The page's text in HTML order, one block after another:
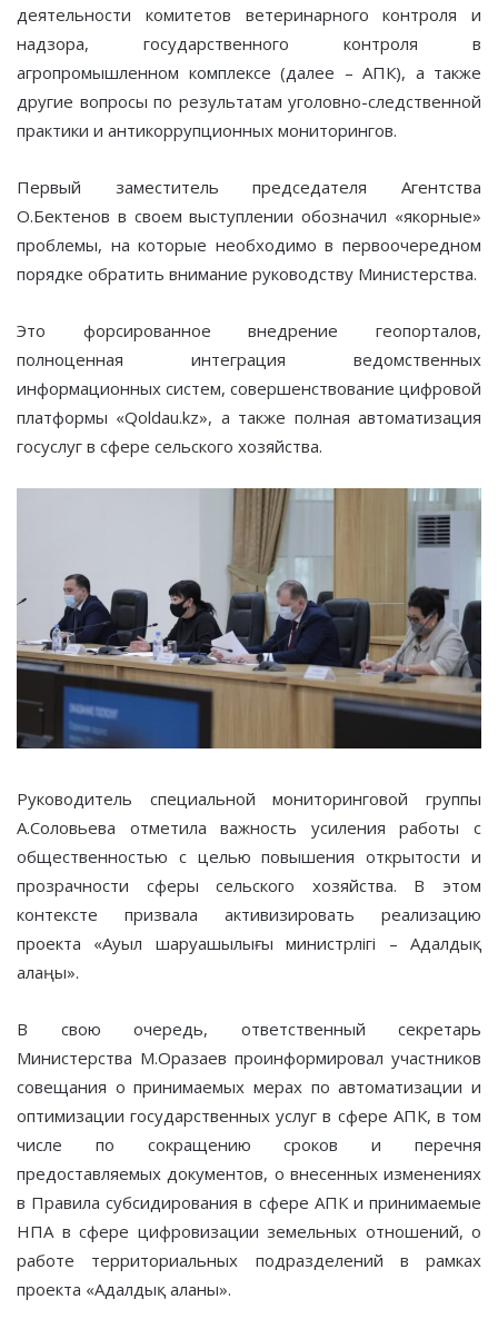
деятельности комитетов ветеринарного контроля и
надзора, государственного контроля в
агропромышленном комплексе (далее – АПК), а также
другие вопросы по результатам уголовно-следственной
практики и антикоррупционных мониторингов.
Первый заместитель председателя Агентства
О.Бектенов в своем выступлении обозначил «якорные»
проблемы, на которые необходимо в первоочередном
порядке обратить внимание руководству Министерства.
Это форсированное внедрение геопорталов,
полноценная интеграция ведомственных
информационных систем, совершенствование цифровой
платформы «Qoldau.kz», а также полная автоматизация
госуслуг в сфере сельского хозяйства.
Руководитель специальной мониторинговой группы
А.Соловьева отметила важность усиления работы c
общественностью с целью повышения открытости и
прозрачности сферы сельского хозяйства. В этом
контексте призвала активизировать реализацию
проекта «Ауыл шаруашылығы министрлігі – Адалдық
алаңы».
В свою очередь, ответственный секретарь
Министерства М.Оразаев проинформировал участников
совещания о принимаемых мерах по автоматизации и
оптимизации государственных услуг в сфере АПК, в том
числе по сокращению сроков и перечня
предоставляемых документов, о внесенных изменениях
в Правила субсидирования в сфере АПК и принимаемые
НПА в сфере цифровизации земельных отношений, о
работе территориальных подразделений в рамках
проекта «Адалдық аланы».